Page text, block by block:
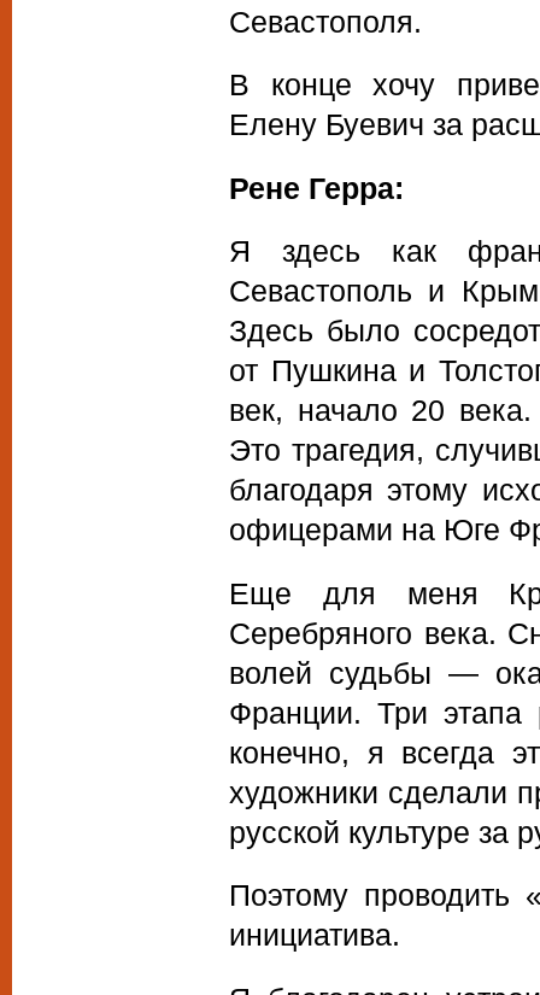
Севастополя.
В конце хочу
Елену Буевич за
Рене Герра:
Я здесь как
Севастополь и
Здесь было
от Пушкина и
век, начало 20
Это трагедия,
благодаря этому
офицерами на Юге
Еще для меня
Серебряного века.
волей судьбы —
Франции. Три этапа
конечно, я всегда
художники сделали
русской культуре за
Поэтому проводить
инициатива.